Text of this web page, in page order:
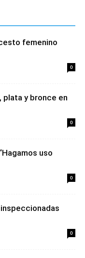
femenino
0
plata y bronce en
0
uso
0
0